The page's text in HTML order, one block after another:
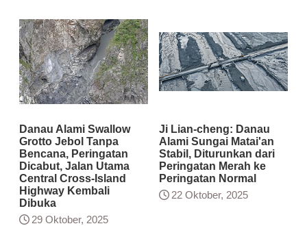
Danau Alami Swallow
Grotto Jebol Tanpa
Bencana, Peringatan
Dicabut, Jalan Utama
Central Cross-Island
Highway Kembali
Dibuka
29 Oktober, 2025
Ji Lian-cheng: Danau
Alami Sungai Matai'an
Stabil, Diturunkan dari
Peringatan Merah ke
Peringatan Normal
22 Oktober, 2025